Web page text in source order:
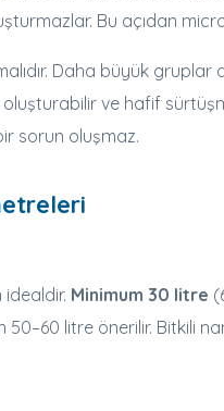
Bu açıdan
Daha büyük
ve hafif
sorun oluşmaz.
Minimum 30 litre
litre önerilir. Bitkili